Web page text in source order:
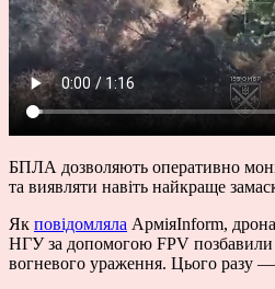
БПЛА дозволяють оперативно
та виявляти навіть найкраще
Як повідомляла АрміяInform,
НГУ за допомогою FPV позбавили
вогневого ураження. Цього разу